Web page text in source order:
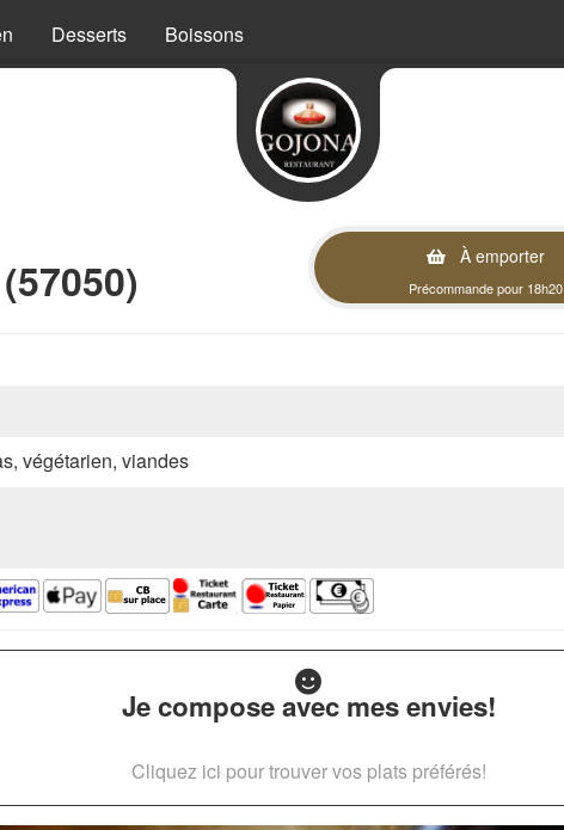
Desserts Boissons
À emporter
Précommande pour 18h20
végétarien, viandes
Je compose avec mes envies!
Cliquez ici pour trouver vos plats préférés!